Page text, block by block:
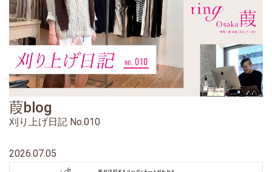
葭blog
刈り上げ日記 No.010
2026.07.05